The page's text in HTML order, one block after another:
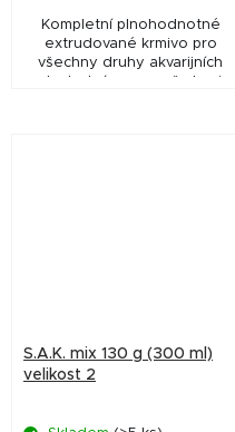
Kompletní plnohodnotné
extrudované krmivo pro
všechny druhy akvarijních
ryb. Jedná se o směs krmiv
S.A.K. mix 130 g (300 ml)
velikost 2